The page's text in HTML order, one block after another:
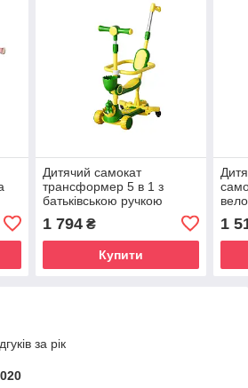
Дитячий самокат
трансформер 5 в 1 з
батьківською ручкою
1 794₴
Купити
1
за рік